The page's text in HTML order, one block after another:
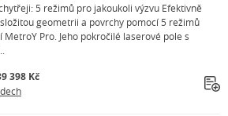
5 režimů pro jakoukoli výzvu Efektivně
geometrii a povrchy pomocí 5 režimů
MetroY Pro. Jeho pokročilé laserové pole s
398 Kč